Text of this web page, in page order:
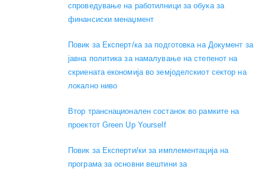
спроведување на работилници за обука за
финансиски менаџмент
Повик за Експерт/ка за подготовка на Документ за
јавна политика за намалување на степенот на
скриената економија во земјоделскиот сектор на
локално ниво
Втор транснационален состанок во рамките на
проектот Green Up Yourself
Повик за Експерти/ки за имплементација на
програма за основни вештини за